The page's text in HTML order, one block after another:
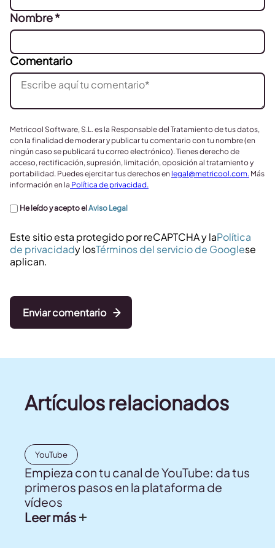
Nombre*
Comentario
Metricool Software, S.L. es la Responsable del Tratamiento de tus datos,
con la finalidad de moderar y publicar tu comentario con tu nombre (en
ningún caso se publicará tu correo electrónico). Tienes derecho de
acceso, rectificación, supresión, limitación, oposición al tratamiento y
portabilidad. Puedes ejercitar tus derechos en legal@metricool.com. Más
información en la Política de privacidad.
He leído y acepto elAviso Legal
Este sitio esta protegido por reCAPTCHA y laPolítica
de privacidady losTérminos del servicio de Googlese
aplican.
Enviar comentario
Artículos relacionados
YouTube
Empieza con tu canal de YouTube: da tus
primeros pasos en la plataforma de
vídeos
Leer más